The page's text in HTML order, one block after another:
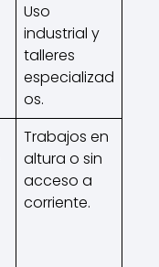
Uso
industrial y
talleres
especializad
os.
Trabajos en
altura o sin
acceso a
corriente.